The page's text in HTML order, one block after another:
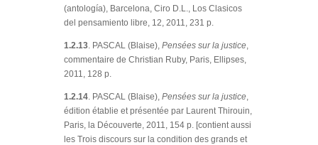
(antología), Barcelona, Ciro D.L., Los Clasicos
del pensamiento libre, 12, 2011, 231 p.
1.2.13. PASCAL (Blaise), Pensées sur la justice,
commentaire de Christian Ruby, Paris, Ellipses,
2011, 128 p.
1.2.14. PASCAL (Blaise), Pensées sur la justice,
édition établie et présentée par Laurent Thirouin,
Paris, la Découverte, 2011, 154 p. [contient aussi
les Trois discours sur la condition des grands et